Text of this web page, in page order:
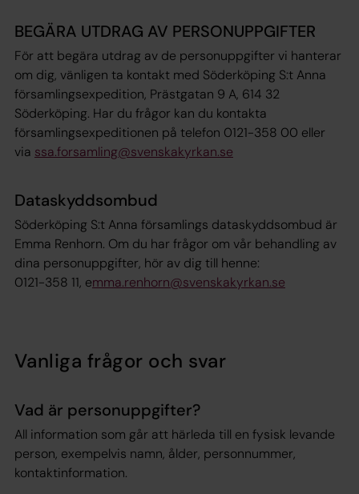
BEGÄRA UTDRAG AV PERSONUPPGIFTER
För att begära utdrag av de personuppgifter vi hanterar
om dig, vänligen ta kontakt med Söderköping S:t Anna
församlingsexpedition, Prästgatan 9 A, 614 32
Söderköping. Har du frågor kan du kontakta
församlingsexpeditionen på telefon 0121-358 00 eller
via ssa.forsamling@svenskakyrkan.se
Dataskyddsombud
Söderköping S:t Anna församlings dataskyddsombud är
Emma Renhorn. Om du har frågor om vår behandling av
dina personuppgifter, hör av dig till henne:
0121-358 11, emma.renhorn@svenskakyrkan.se
Vanliga frågor och svar
Vad är personuppgifter?
All information som går att härleda till en fysisk levande
person, exempelvis namn, ålder, personnummer,
kontaktinformation.